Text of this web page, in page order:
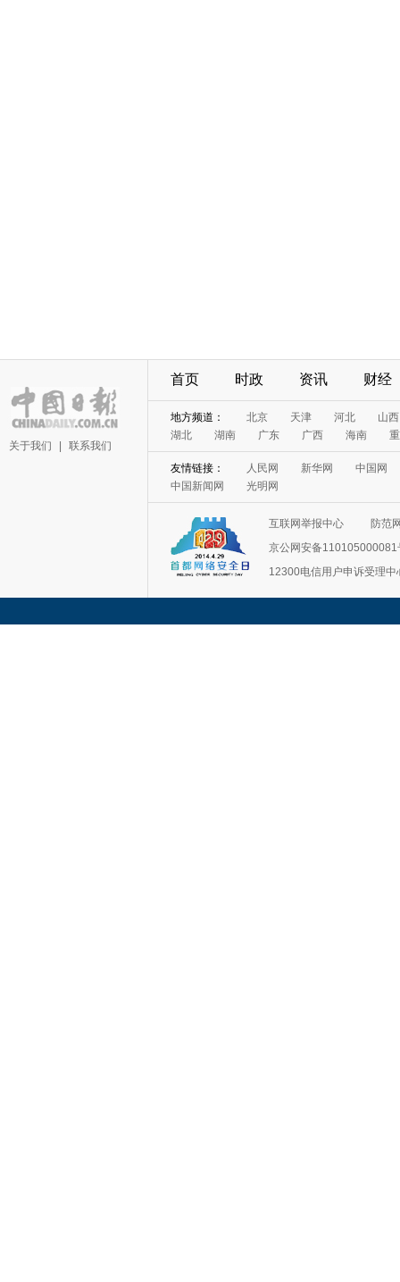
关于我们 联系我们
首页 时政 资讯 财经
地方频道： 北京 天津 河北
山西
湖北
湖南 广东 广西 海南
友情链接： 人民网 新华网
中国网
中国新闻网
光明网
互联网举报中心
防范
京公网安备110105000081
12300电信用户申诉受理中